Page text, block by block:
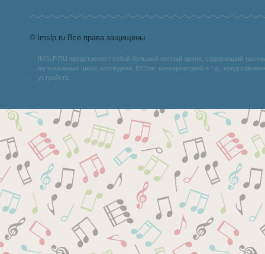
© imslp.ru Все права защищены
IMSLP.RU представляет собой большой нотный архив, содержащий
музыкальных школ, колледжей, ВУЗов, консерваторий и т.д.,
устройств.